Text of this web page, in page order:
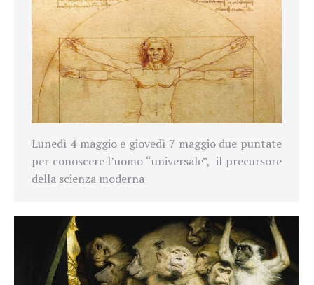
Lunedì 4 maggio e giovedì 7 maggio due puntate
per conoscere l’uomo “universale”, il precursore
della scienza moderna